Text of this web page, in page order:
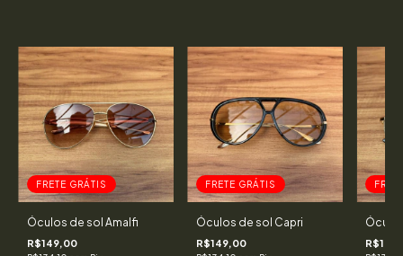
FRETE GRÁTIS
Óculos de sol Amalfi
R$149,00
FRETE GRÁTIS
Óculos de sol Capri
R$149,00